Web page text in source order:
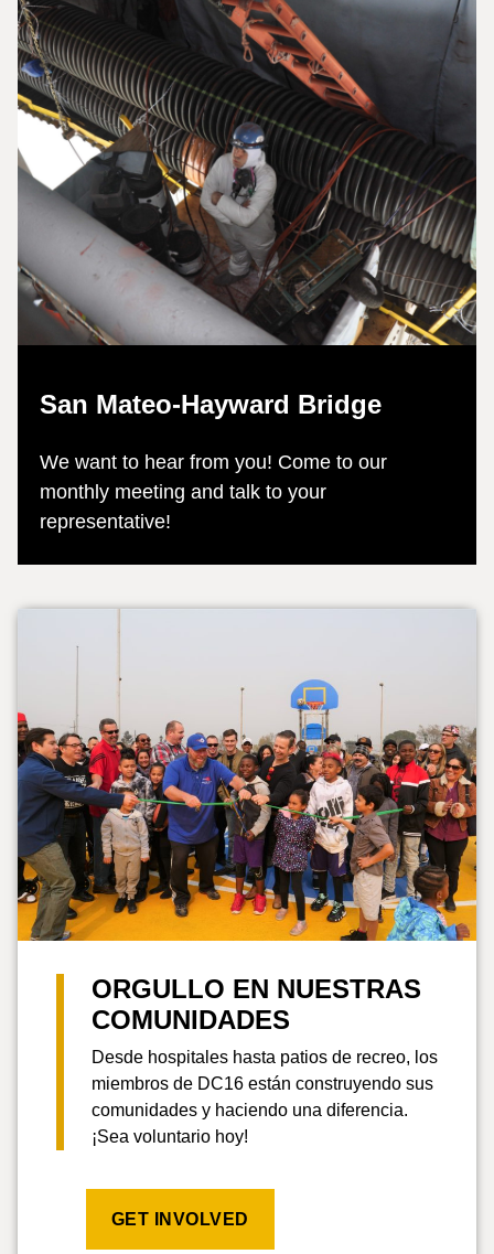
San Mateo-Hayward Bridge
We want to hear from you! Come to our
monthly meeting and talk to your
representative!
ORGULLO EN NUESTRAS
COMUNIDADES
Desde hospitales hasta patios de recreo, los
miembros de DC16 están construyendo sus
comunidades y haciendo una diferencia.
¡Sea voluntario hoy!
GET INVOLVED